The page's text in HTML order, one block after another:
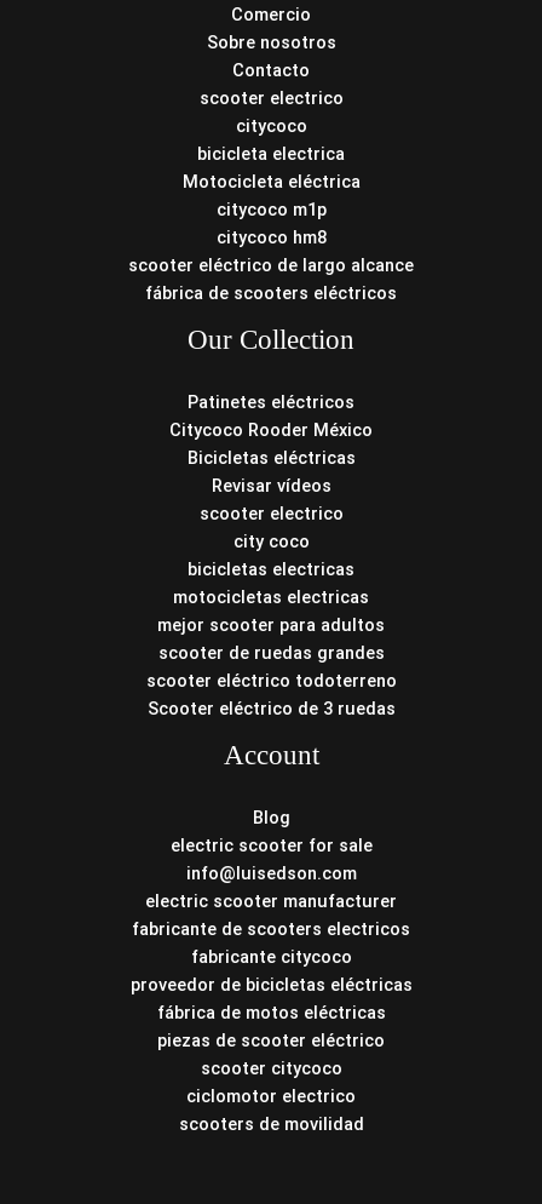
Comercio
Sobre nosotros
Contacto
scooter electrico
citycoco
bicicleta electrica
Motocicleta eléctrica
citycoco m1p
citycoco hm8
scooter eléctrico de largo alcance
fábrica de scooters eléctricos
Our Collection
Patinetes eléctricos
Citycoco Rooder México
Bicicletas eléctricas
Revisar vídeos
scooter electrico
city coco
bicicletas electricas
motocicletas electricas
mejor scooter para adultos
scooter de ruedas grandes
scooter eléctrico todoterreno
Scooter eléctrico de 3 ruedas
Account
Blog
electric scooter for sale
info@luisedson.com
electric scooter manufacturer
fabricante de scooters electricos
fabricante citycoco
proveedor de bicicletas eléctricas
fábrica de motos eléctricas
piezas de scooter eléctrico
scooter citycoco
ciclomotor electrico
scooters de movilidad